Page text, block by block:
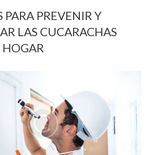
PARA PREVENIR Y
LAS CUCARACHAS
HOGAR